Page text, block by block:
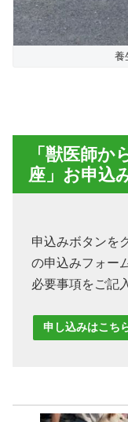
養
「獣医師か
座」お申込
申込みボタンを
の申込みフォー
必要事項をご記
申し込みはこち